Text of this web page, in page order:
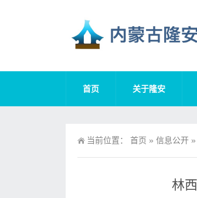
首页 关于隆安
当前位置： 首页 » 信息公开 »
林